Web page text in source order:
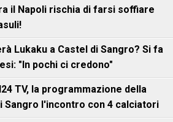
il Napoli rischia di farsi soffiare
Lukaku a Castel di Sangro? Si fa
"In pochi ci credono"
TV, la programmazione della
Sangro l'incontro con 4 calciatori